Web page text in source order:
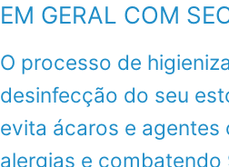
EM GERAL COM
O processo de
desinfecção do seu
evita ácaros e agentes
alergias e combatendo